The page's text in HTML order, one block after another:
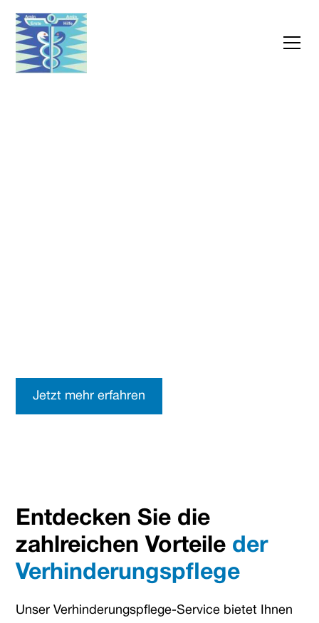
Jetzt mehr erfahren
Entdecken Sie die
zahlreichen Vorteile der
Verhinderungspflege
Unser Verhinderungspflege-Service bietet Ihnen